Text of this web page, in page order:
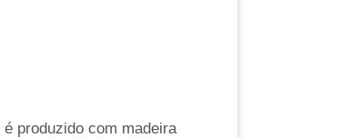
é produzido com madeira